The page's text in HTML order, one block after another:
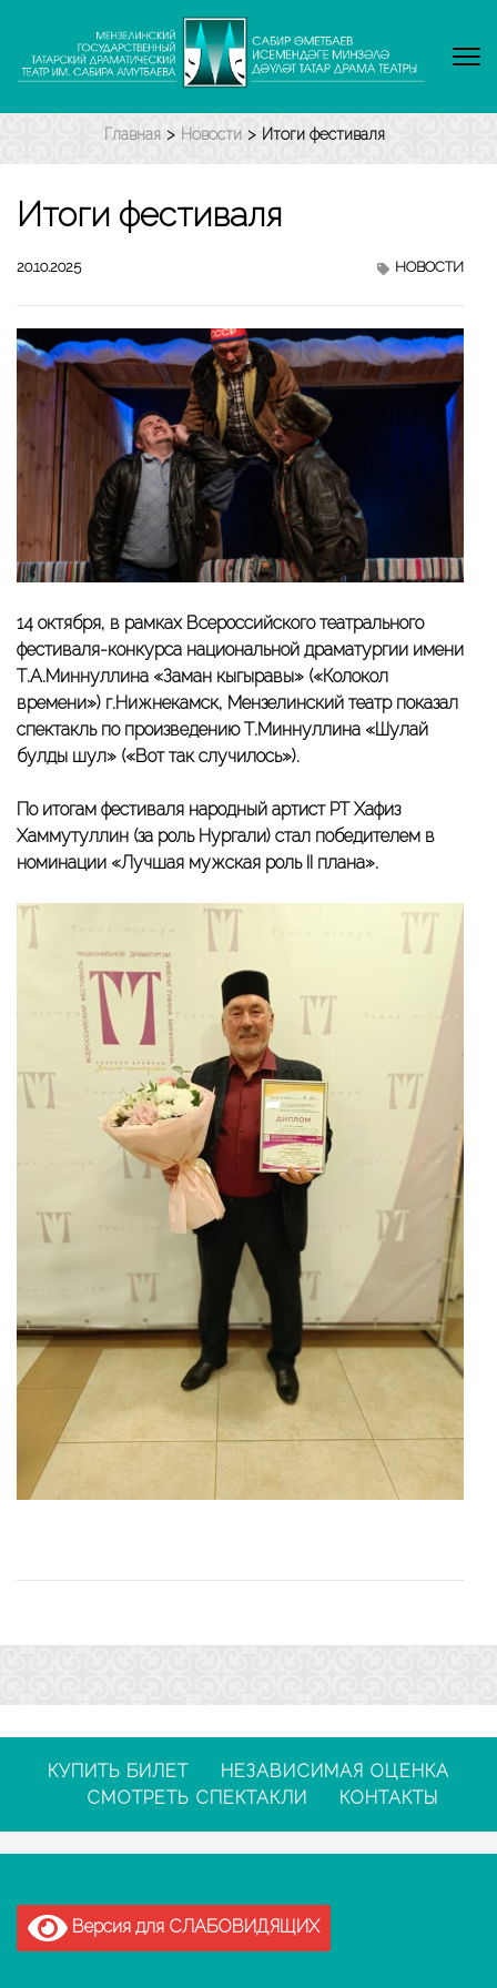
содержимому
Enter)
Главная > Новости > Итоги фестиваля
Итоги фестиваля
20.10.2025 НОВОСТИ
14 октября, в рамках Всероссийского театрального
фестиваля-конкурса национальной драматургии имени
Т.А.Миннуллина «Заман кыңгыравы» («Колокол
времени») г.Нижнекамск, Мензелинский театр показал
спектакль по произведению Т.Миннуллина «Шулай
булды шул» («Вот так случилось»).
По итогам фестиваля народный артист РТ Хафиз
Хаммутуллин (за роль Нургали) стал победителем в
номинации «Лучшая мужская роль II плана».
КУПИТЬ БИЛЕТ
НЕЗАВИСИМАЯ ОЦЕНКА
СМОТРЕТЬ СПЕКТАКЛИ
КОНТАКТЫ
Версия для СЛАБОВИДЯЩИХ